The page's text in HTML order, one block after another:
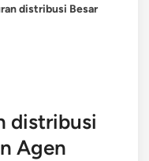
distribusi Besar
distribusi
Agen